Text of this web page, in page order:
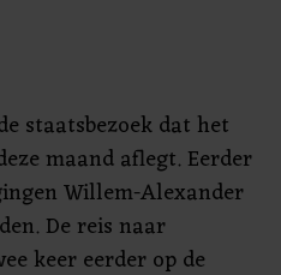
staatsbezoek dat het
maand aflegt. Eerder
Willem-Alexander
De reis naar
keer eerder op de